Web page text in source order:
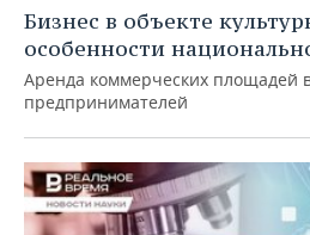
Бизнес в объекте
особенности
Аренда коммерческих площадей
предпринимателей